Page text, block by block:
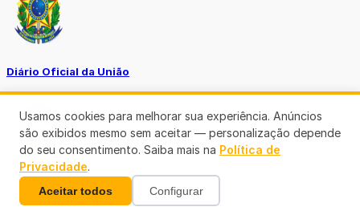
Diário Oficial da União
Ouvidoria MP-RO
Usamos cookies para melhorar sua experiência. Anúncios
são exibidos mesmo sem aceitar — personalização depende
do seu consentimento. Saiba mais na Política de
Privacidade.
Aceitar todos Configurar